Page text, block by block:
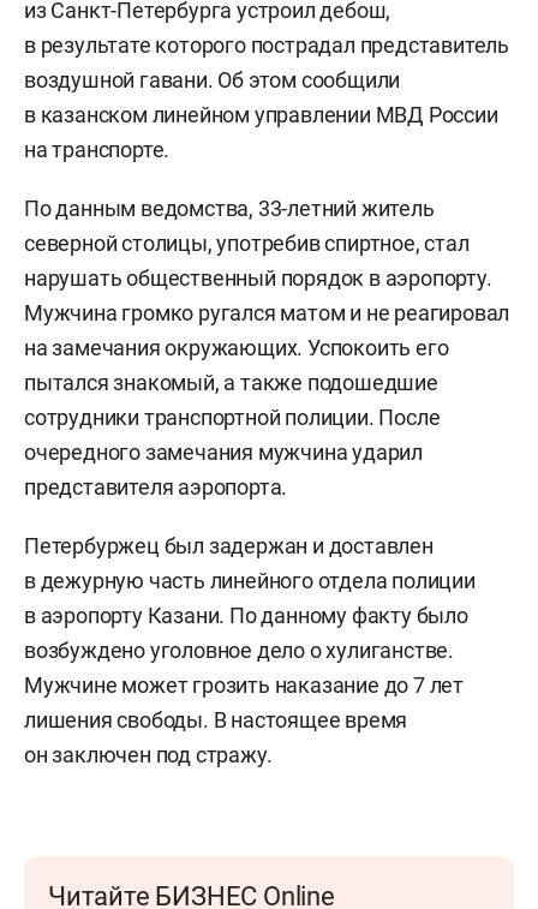
из Санкт-Петербурга устроил дебош,
в результате которого пострадал представитель
воздушной гавани. Об этом сообщили
в казанском линейном управлении МВД России
на транспорте.
По данным ведомства, 33-летний житель
северной столицы, употребив спиртное, стал
нарушать общественный порядок в аэропорту.
Мужчина громко ругался матом и не реагировал
на замечания окружающих. Успокоить его
пытался знакомый, а также подошедшие
сотрудники транспортной полиции. После
очередного замечания мужчина ударил
представителя аэропорта.
Петербуржец был задержан и доставлен
в дежурную часть линейного отдела полиции
в аэропорту Казани. По данному факту было
возбуждено уголовное дело о хулиганстве.
Мужчине может грозить наказание до 7 лет
лишения свободы. В настоящее время
он заключен под стражу.
Читайте БИЗНЕС Online